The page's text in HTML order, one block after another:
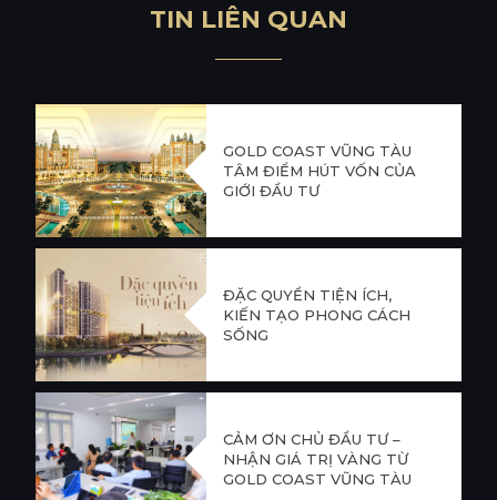
TIN LIÊN QUAN
GOLD COAST VŨNG TÀU
TÂM ĐIỂM HÚT VỐN CỦA
GIỚI ĐẦU TƯ
ĐẶC QUYỀN TIỆN ÍCH,
KIẾN TẠO PHONG CÁCH
SỐNG
CẢM ƠN CHỦ ĐẦU TƯ –
NHẬN GIÁ TRỊ VÀNG TỪ
GOLD COAST VŨNG TÀU